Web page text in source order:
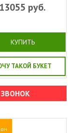
13055 руб.
КУПИТЬ
ТАКОЙ БУКЕТ